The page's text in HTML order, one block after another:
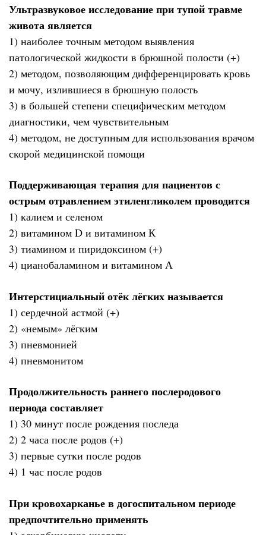
Ультразвуковое исследование при тупой травме
живота является
1) наиболее точным методом выявления
патологической жидкости в брюшной полости (+)
2) методом, позволяющим дифференцировать кровь
и мочу, излившиеся в брюшную полость
3) в большей степени специфическим методом
диагностики, чем чувствительным
4) методом, не доступным для использования врачом
скорой медицинской помощи
Поддерживающая терапия для пациентов с
острым отравлением этиленгликолем проводится
1) калием и селеном
2) витамином D и витамином К
3) тиамином и пиридоксином (+)
4) цианобаламином и витамином А
Интерстициальный отёк лёгких называется
1) сердечной астмой (+)
2) «немым» лёгким
3) пневмонией
4) пневмонитом
Продолжительность раннего послеродового
периода составляет
1) 30 минут после рождения последа
2) 2 часа после родов (+)
3) первые сутки после родов
4) 1 час после родов
При кровохарканье в догоспитальном периоде
предпочтительно применять